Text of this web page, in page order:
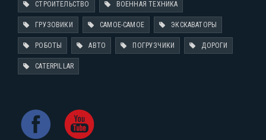
СТРОИТЕЛЬСТВО ВОЕННАЯ ТЕХНИКА
ГРУЗОВИКИ САМОЕ-САМОЕ ЭКСКАВАТОРЫ
РОБОТЫ АВТО ПОГРУЗЧИКИ ДОРОГИ
CATERPILLAR